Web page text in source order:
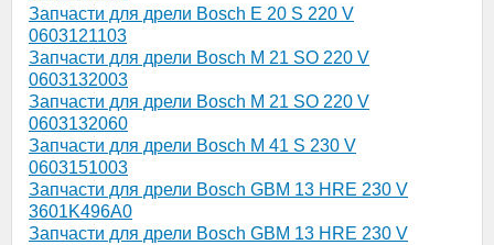
Запчасти для дрели Bosch E 20 S 220 V
0603121103
Запчасти для дрели Bosch M 21 SO 220 V
0603132003
Запчасти для дрели Bosch M 21 SO 220 V
0603132060
Запчасти для дрели Bosch M 41 S 230 V
0603151003
Запчасти для дрели Bosch GBM 13 HRE 230 V
3601K496A0
Запчасти для дрели Bosch GBM 13 HRE 230 V